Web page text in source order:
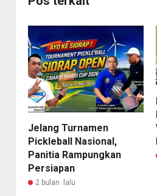
Jelang Turnamen
Pickleball Nasional,
Panitia Rampungkan
Persiapan
2 bulan lalu